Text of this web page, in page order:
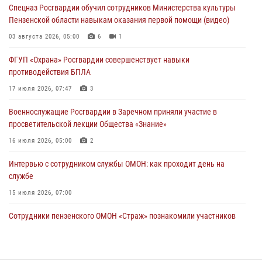
В Заречном росгвардейцы почтили память легендарного генерала
Яковлева
Сотрудники пензенского ОМОН «Страж» познакомили участников
сборов «Гвардеец» с вооружением и техникой Росгвардии
Спецназ Росгвардии обучил сотрудников Министерства культуры
Пензенской области навыкам оказания первой помощи (видео)
03 августа 2026, 05:00 6 1
ФГУП «Охрана» Росгвардии совершенствует навыки
противодействия БПЛА
17 июля 2026, 07:47 3
Военнослужащие Росгвардии в Заречном приняли участие в
просветительской лекции Общества «Знание»
16 июля 2026, 05:00 2
Интервью с сотрудником службы ОМОН: как проходит день на
службе
15 июля 2026, 07:00
Сотрудники пензенского ОМОН «Страж» познакомили участников